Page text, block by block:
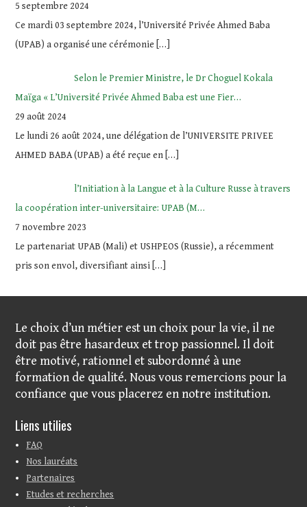
5 septembre 2024
Ce mardi 03 septembre 2024, l’Université Privée Ahmed Baba
(UPAB) a organisé une cérémonie […]
Selon le Premier Ministre, le Dr Choguel Kokala
Maïga « L’Université Privée Ahmed Baba est une Fier…
29 août 2024
Le lundi 26 août 2024, une délégation de l’UNIVERSITE PRIVEE
AHMED BABA (UPAB) a été reçue en […]
l’Initiation à la Langue et à la Culture Russe à travers
la coopération inter-universitaire: UPAB (M…
7 novembre 2023
Le partenariat UPAB (Mali) et USHPEOS (Russie), a récemment
pris son envol, diversifiant ainsi […]
Le choix d’un métier est un choix pour la vie, il ne
doit pas être hasardeux et trop passionnel. Il doit
être motivé, rationnel et subordonné à une
formation de qualité. Nous vous remercions pour la
confiance que vous placerez en notre institution.
Liens utilies
FAQ
Nos lauréats
Partenaires
Etudes et recherches